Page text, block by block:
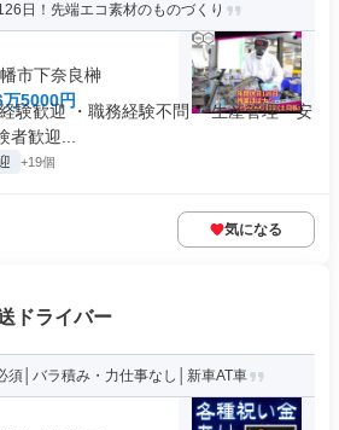
日！先端エコ素材のものづくり
市下奈良榊
5000円
験歓迎 ・職務経験不問 ・生産管理・安
歓迎...
+19個
気になる
ドライバー
須│バラ積み・力仕事なし│新車AT車